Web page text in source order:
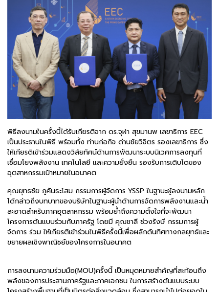
พิธีลงนามในครั้งนี้ได้รับเกียรติจาก ดร.จุฬา สุขมานพ เลขาธิการ EEC
เป็นประธานในพิธี พร้อมทั้ง ท่านก่อกิจ ด่านชัยวิจิตร รองเลขาธิการ ซึ่ง
ให้เกียรติเข้าร่วมแสดงวิสัยทัศน์ด้านการพัฒนาระบบนิเวศการลงทุนที่
เชื่อมโยงพลังงาน เทคโนโลยี และความยั่งยืน รองรับการเติบโตของ
อุตสาหกรรมเป้าหมายในอนาคต
คุณยุทธชัย ภูคันธะโสม กรรมการผู้จัดการ YSSP ในฐานะผู้ลงนามหลัก
ได้กล่าวถึงบทบาทของบริษัทในฐานะผู้นำด้านการจัดการพลังงานและน้ำ
สะอาดสำหรับภาคอุตสาหกรรม พร้อมย้ำถึงความตั้งใจที่จะพัฒนา
โครงการต้นแบบร่วมกับภาครัฐ โดยมี คุณชาลี ช่วงรังษี กรรมการผู้
จัดการ ร่วม ให้เกียรติเข้าร่วมในพิธีครั้งนี้เพื่อผลักดันทิศทางกลยุทธ์และ
ขยายผลเชิงพาณิชย์ของโครงการในอนาคต
การลงนามความร่วมมือ(MOU)ครั้งนี้ เป็นหมุดหมายสำคัญที่สะท้อนถึง
พลังของการประสานภาครัฐและภาคเอกชน ในการสร้างต้นแบบระบบ